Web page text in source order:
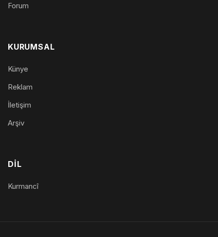
Forum
KURUMSAL
Künye
Reklam
İletişim
Arşiv
DIL
Kurmancî